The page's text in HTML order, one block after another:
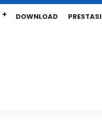
DOWNLOAD PRESTASI